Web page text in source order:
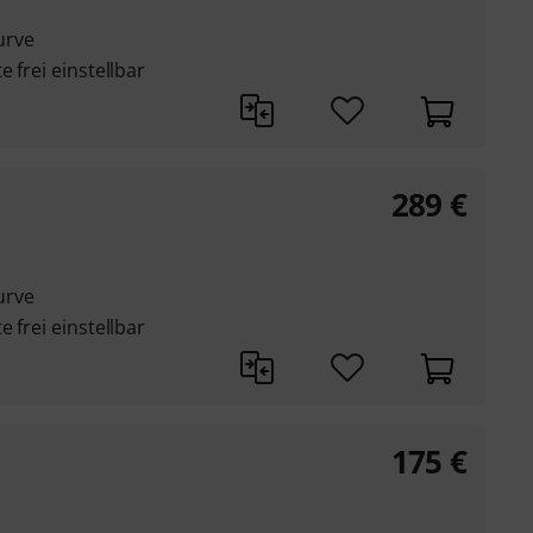
frei einstellbar
frei einstellbar
289 €
175 €